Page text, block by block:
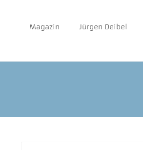
Botschafter
Magazin Jürgen Deibel